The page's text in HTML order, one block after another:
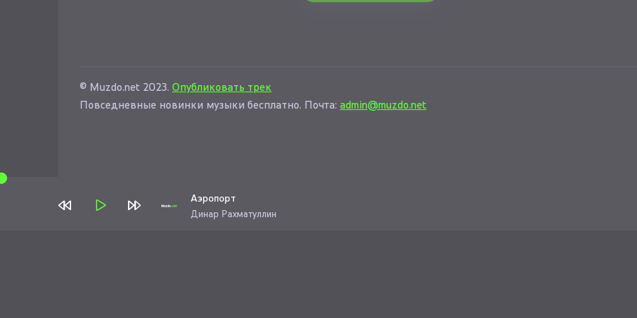
© Muzdo.net 2023. Опубликовать трек
Повседневные новинки музыки бесплатно. Почта: admin@muzdo.net
Аэропорт
Динар Рахматуллин